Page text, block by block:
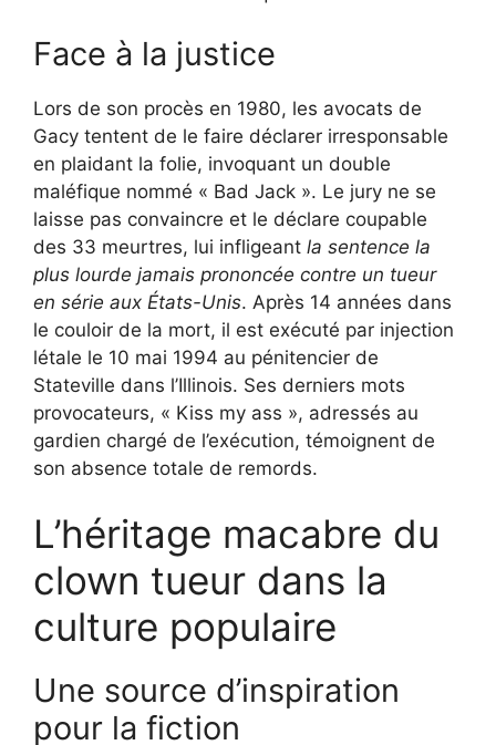
Face à la justice
Lors de son procès en 1980, les avocats de
Gacy tentent de le faire déclarer irresponsable
en plaidant la folie, invoquant un double
maléfique nommé « Bad Jack ». Le jury ne se
laisse pas convaincre et le déclare coupable
des 33 meurtres, lui infligeant la sentence la
plus lourde jamais prononcée contre un tueur
en série aux États-Unis. Après 14 années dans
le couloir de la mort, il est exécuté par injection
létale le 10 mai 1994 au pénitencier de
Stateville dans l’Illinois. Ses derniers mots
provocateurs, « Kiss my ass », adressés au
gardien chargé de l’exécution, témoignent de
son absence totale de remords.
L’héritage macabre du
clown tueur dans la
culture populaire
Une source d’inspiration
pour la fiction